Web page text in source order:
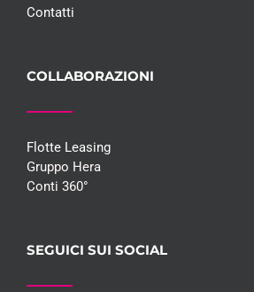
Contatti
COLLABORAZIONI
Flotte Leasing
Gruppo Hera
Conti 360°
SEGUICI SUI SOCIAL